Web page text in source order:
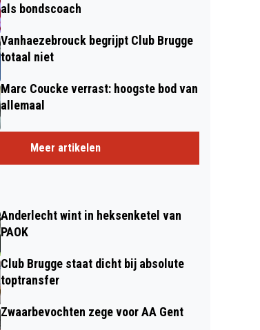
als bondscoach
Vanhaezebrouck begrijpt Club Brugge
totaal niet
Marc Coucke verrast: hoogste bod van
allemaal
Meer artikelen
Anderlecht wint in heksenketel van
PAOK
Club Brugge staat dicht bij absolute
toptransfer
Zwaarbevochten zege voor AA Gent